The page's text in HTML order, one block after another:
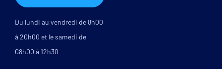
Du lundi au vendredi de 8h00
à 20h00 et le samedi de
08h00 à 12h30